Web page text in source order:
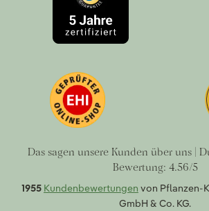
Das sagen unsere Kunden über uns |
Bewertung: 4.56/5
1955 Kundenbewertungen von Pflanzen-
GmbH & Co. KG.